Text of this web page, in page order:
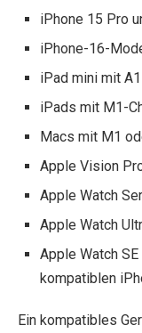
iPhone 15 Pro
iPhone-16-
iPad mini mit
iPads mit M1-
Macs mit M1
Apple Vision
Apple Watch
Apple Watch
Apple Watch
kompatiblen
Ein kompatibles